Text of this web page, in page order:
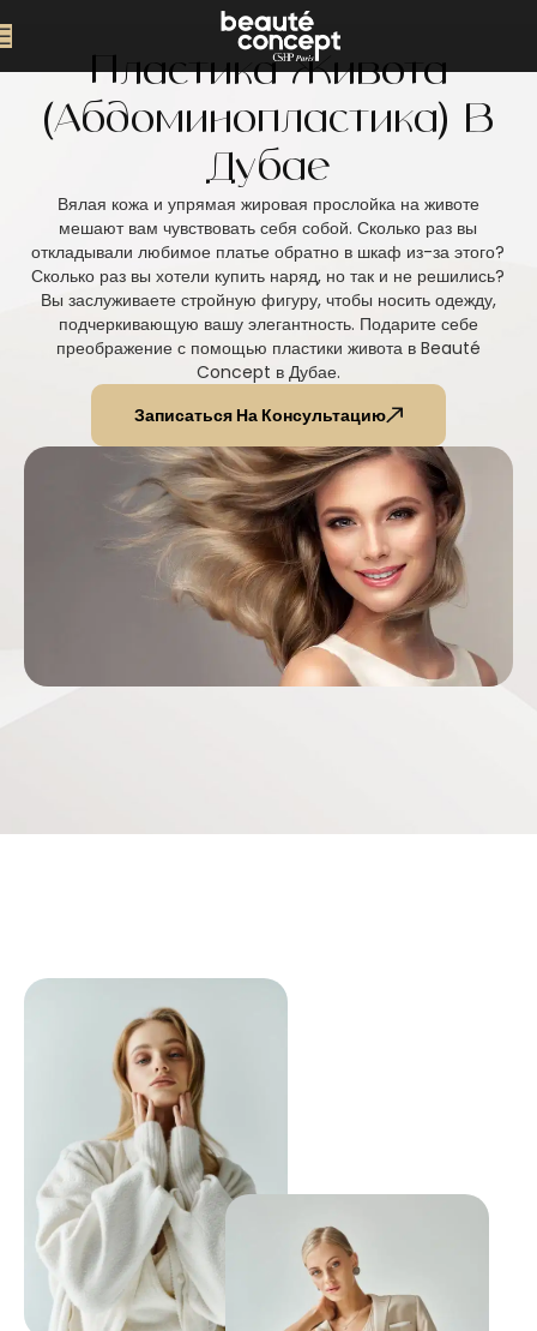
Пластика Живота
(абдоминопластика) В
Дубае
Вялая кожа и упрямая жировая прослойка на животе
мешают вам чувствовать себя собой. Сколько раз вы
откладывали любимое платье обратно в шкаф из-за этого?
Сколько раз вы хотели купить наряд, но так и не решились?
Вы заслуживаете стройную фигуру, чтобы носить одежду,
подчеркивающую вашу элегантность. Подарите себе
преображение с помощью пластики живота в Beauté
Concept в Дубае.
Записаться На Консультацию